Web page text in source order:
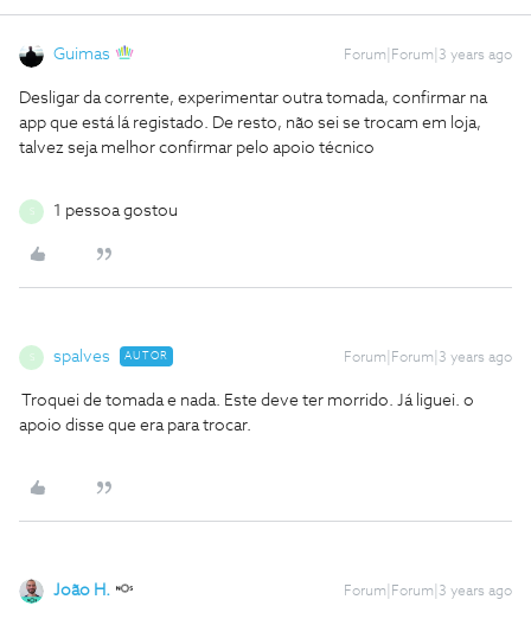
Guimas Forum|Forum|3 years ago
Desligar da corrente, experimentar outra tomada, confirmar na
app que está lá registado. De resto, não sei se trocam em loja,
talvez seja melhor confirmar pelo apoio técnico
1 pessoa gostou
spalves AUTOR Forum|Forum|3 years ago
Troquei de tomada e nada. Este deve ter morrido. Já liguei. o
apoio disse que era para trocar.
João H. Forum|Forum|3 years ago